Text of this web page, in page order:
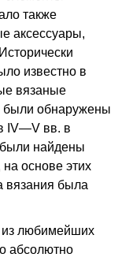
также
аксессуары,
известно в
вязаные
были обнаружены
IV—V вв. в
были найдены
основе этих
вязания была
из любимейших
абсолютно